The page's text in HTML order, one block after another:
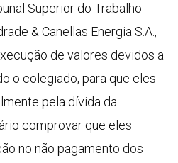
Superior do Trabalho
& Canellas Energia S.A.,
de valores devidos a
o colegiado, para que eles
pela dívida da
comprovar que eles
no não pagamento dos